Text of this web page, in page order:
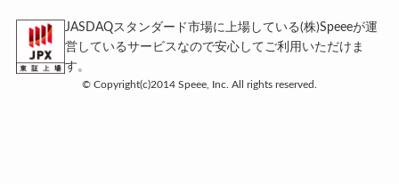
JASDAQスタンダード市場に上場している(株)Speeeが運
営しているサービスなので安心してご利用いただけま
す。
© Copyright(c)2014 Speee, Inc. All rights reserved.